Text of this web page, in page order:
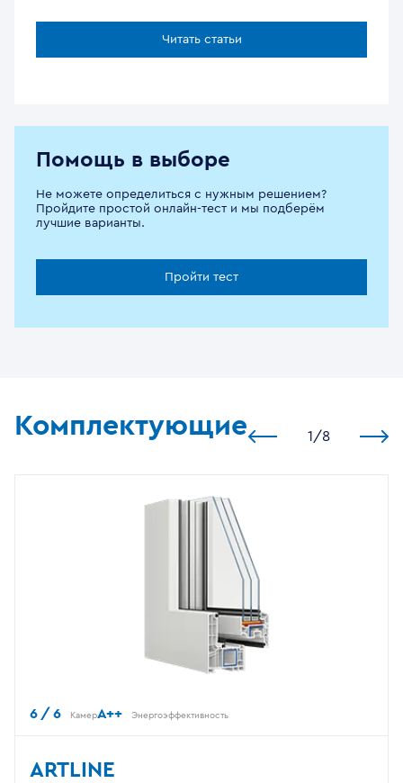
Читать статьи
Помощь в выборе
Не можете определиться с нужным решением?
Пройдите простой онлайн-тест и мы подберём
лучшие варианты.
Пройти тест
Комплектующие 1 /8
6 / 6 КамерA++ Энергоэффективность
ARTLINE